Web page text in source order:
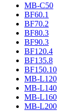
MB-C50
BF60.1
BF70.2
BF80.3
BF90.3
BF120.4
BF135.8
BF150.10
MB-L120
MB-L140
MB-L160
MB-L200